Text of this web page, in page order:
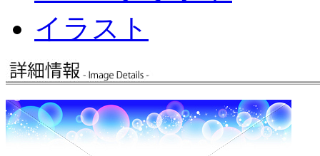
イラスト